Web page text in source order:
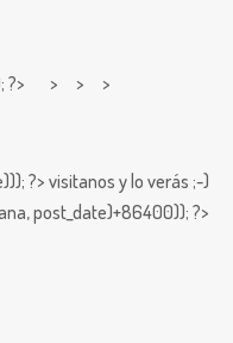
?> > > >
?>visitanos y lo verás ;-)
post_date)+86400)); ?>